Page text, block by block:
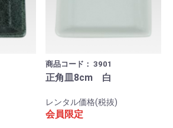
商品コード： 3901
正角皿8cm 白
レンタル価格(税抜)
会員限定